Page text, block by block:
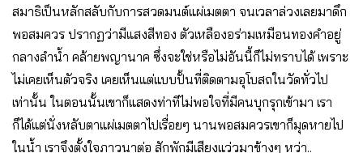
สมาธิเป็นหลักสลับกับการสวดมนต์แผ่เมตตา จนเวลาล่วงเลยมาดึก
พอสมควร ปรากฏว่ามีแสงสีทอง ตัวเหลืองอร่ามเหมือนทองคำอยู่
กลางลำน้ำ คล้ายพญานาค ซึ่งจะใช่หรือไม่อันนี้ก็ไม่ทราบได้ เพราะ
ไม่เคยเห็นตัวจริง เคยเห็นแต่แบบปั้นที่ติดตามอุโบสถในวัดทั่วไป
เท่านั้น ในตอนนั้นเขาก็แสดงท่าทีไม่พอใจที่มีคนบุกรุกเข้ามา เรา
ก็ได้แต่นั่งหลับตาแผ่เมตตาไปเรื่อยๆ นานพอสมควรเขาก็มุดหายไป
ในน้ำ เราจึงตั้งใจภาวนาต่อ สักพักมีเสียงแว่วมาข้างๆ หูว่า..